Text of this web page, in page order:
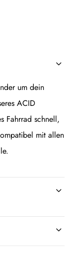
um dein
ACID
Fahrrad schnell,
mit allen